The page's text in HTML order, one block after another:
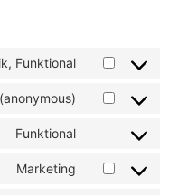
Funktional
Funktional
Marketing